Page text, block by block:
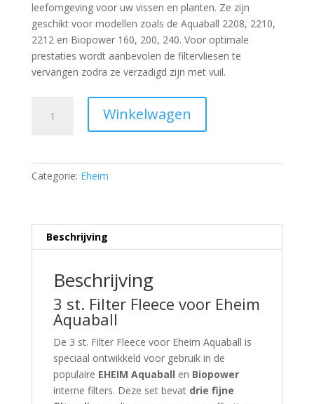
leefomgeving voor uw vissen en planten. Ze zijn
geschikt voor modellen zoals de Aquaball 2208, 2210,
2212 en Biopower 160, 200, 240. Voor optimale
prestaties wordt aanbevolen de filtervliesen te
vervangen zodra ze verzadigd zijn met vuil.
Fleece
Eheim
Aquaball
2208-
Winkelwagen
Categorie: Eheim
Beschrijving
Beschrijving
3 st. Filter Fleece voor Eheim
Aquaball
De 3 st. Filter Fleece voor Eheim Aquaball is
speciaal ontwikkeld voor gebruik in de
populaire EHEIM Aquaball en Biopower
interne filters. Deze set bevat drie fijne